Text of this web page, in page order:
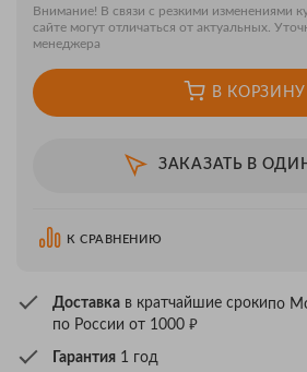
Внимание! В связи с резкими изменениями
сайте могут отличаться от актуальных.
менеджера
В КОРЗИНУ
ЗАКАЗАТЬ В
К СРАВНЕНИЮ
Доставка в кратчайшие срокипо
по России от 1000 ₽
Гарантия 1 год